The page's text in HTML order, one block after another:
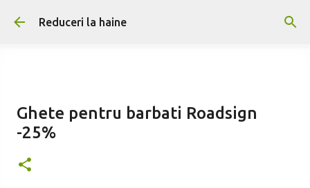
Treceți la conținutul principal
Reduceri la haine
Ghete pentru barbati Roadsign
-25%